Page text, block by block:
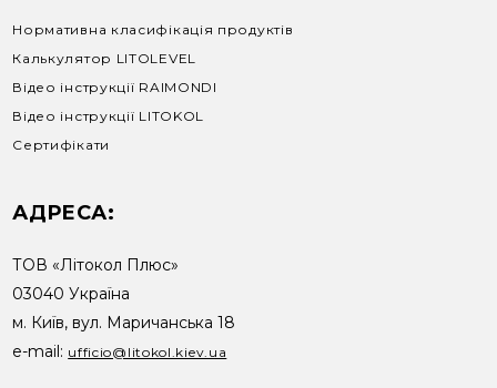
Нормативна класифікація продуктів
Калькулятор LITOLEVEL
Відео інструкції RAIMONDI
Відео інструкції LITOKOL
Сертифікати
АДРЕСА:
ТОВ «Літокол Плюс»
03040 Україна
м. Київ, вул. Маричанська 18
e-mail: ufficio@litokol.kiev.ua